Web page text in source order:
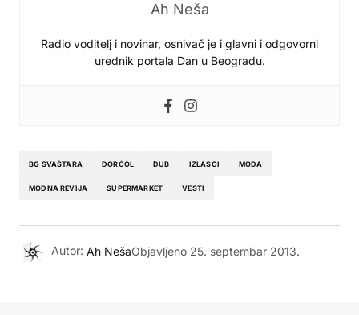
Ah Neša
Radio voditelj i novinar, osnivač je i glavni i odgovorni
urednik portala Dan u Beogradu.
BG SVAŠTARA DORĆOL DUB IZLASCI MODA
MODNA REVIJA SUPERMARKET VESTI
Autor: Ah NešaObjavljeno 25. septembar 2013.